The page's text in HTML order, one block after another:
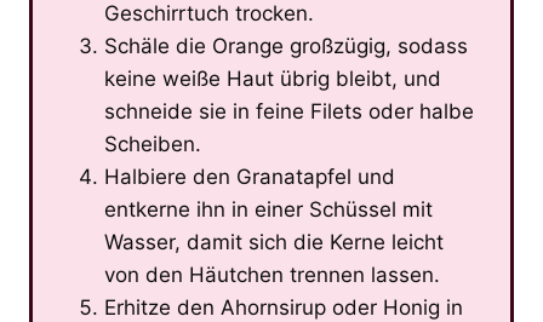
Geschirrtuch trocken.
Schäle die Orange großzügig, sodass
keine weiße Haut übrig bleibt, und
schneide sie in feine Filets oder halbe
Scheiben.
Halbiere den Granatapfel und
entkerne ihn in einer Schüssel mit
Wasser, damit sich die Kerne leicht
von den Häutchen trennen lassen.
Erhitze den Ahornsirup oder Honig in